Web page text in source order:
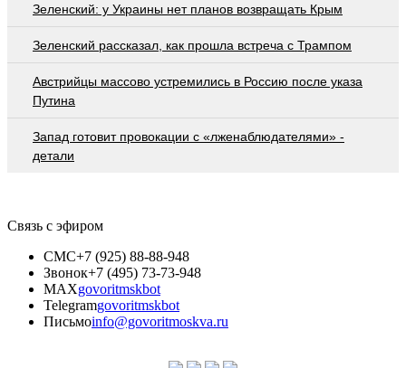
Зеленский: у Украины нет планов возвращать Крым
Зеленский рассказал, как прошла встреча с Трампом
Австрийцы массово устремились в Россию после указа
Путина
Запад готовит провокации с «лженаблюдателями» -
детали
Связь с эфиром
СМС+7 (925) 88-88-948
Звонок+7 (495) 73-73-948
MAXgovoritmskbot
Telegramgovoritmskbot
Письмоinfo@govoritmoskva.ru